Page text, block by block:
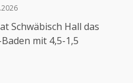
Schwäbisch Hall das
mit 4,5-1,5